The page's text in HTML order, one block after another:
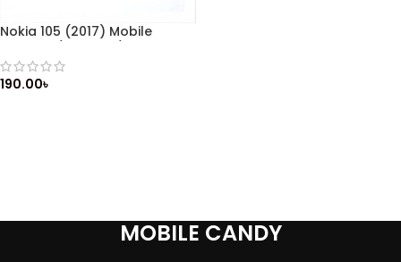
Nokia 105 (2017) Mobile
with Keypad / Front & Back
Side
190.00৳
MOBILE CANDY